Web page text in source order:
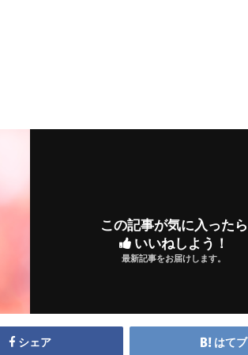
この記事が気に入ったら
いいねしよう！
最新記事をお届けします。
シェア はてブ